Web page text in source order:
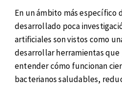
En un ámbito más específico
desarrollado poca
artificiales son vistos como
desarrollar herramientas
entender cómo funcionan
bacterianos saludables,